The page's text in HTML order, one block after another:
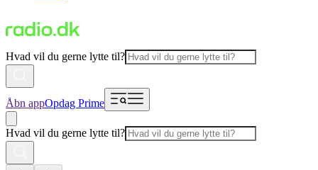
Hvad vil du gerne lytte til?
Åbn appOpdag Prime
Hvad vil du gerne lytte til?